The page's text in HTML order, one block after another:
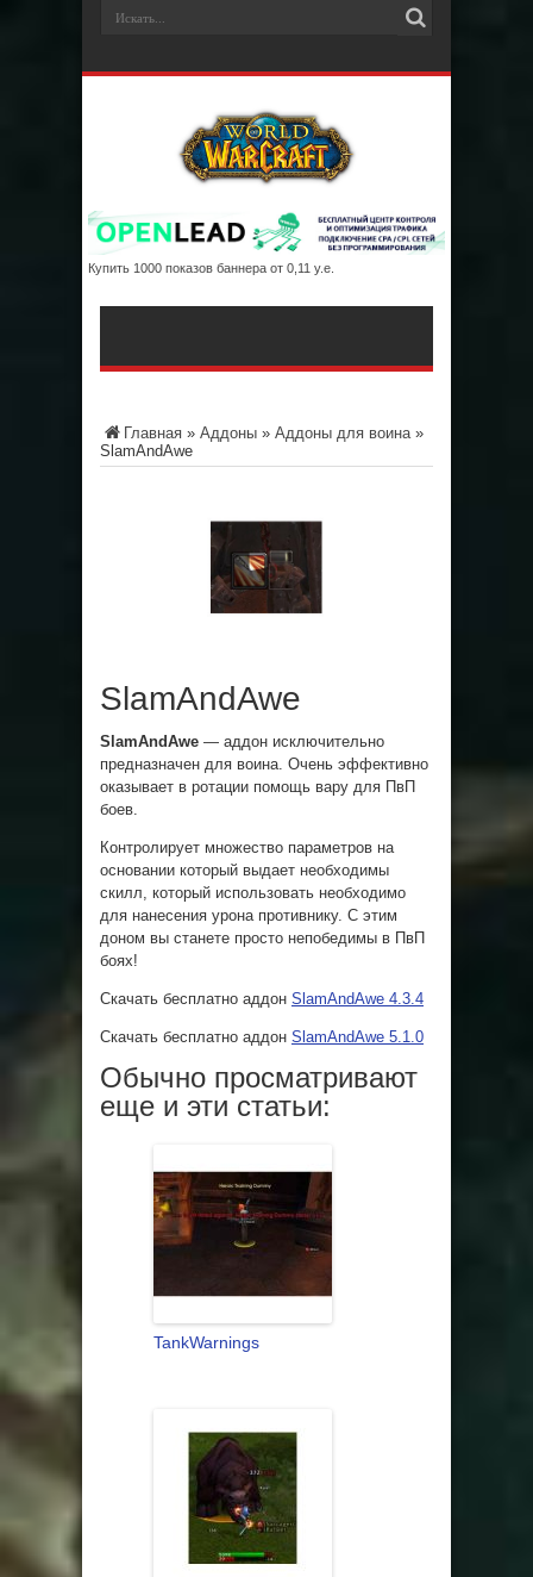
Купить 1000 показов баннера от 0,11 у.е.
Главная » Аддоны » Аддоны для воина»
SlamAndAwe
SlamAndAwe
SlamAndAwe — аддон исключительно
предназначен для воина. Очень эффективно
оказывает в ротации помощь вару для ПвП
боев.
Контролирует множество параметров на
основании который выдает необходимы
скилл, который использовать необходимо
для нанесения урона противнику. С этим
доном вы станете просто непобедимы в ПвП
боях!
Скачать бесплатно аддон SlamAndAwe 4.3.4
Скачать бесплатно аддон SlamAndAwe 5.1.0
Обычно просматривают
еще и эти статьи:
TankWarnings